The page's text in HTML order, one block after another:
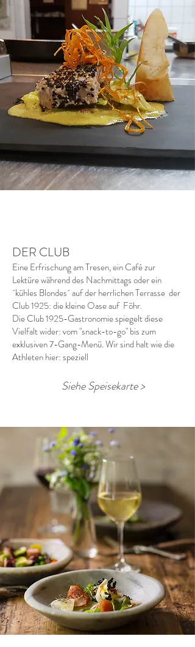
DER CLUB
Eine Erfrischung am Tresen, ein Café zur
Lektüre während des Nachmittags oder ein
´kühles Blondes´ auf der herrlichen Terrasse der
Club 1925: die kleine Oase auf Föhr.
Die Club 1925-Gastronomie spiegelt diese
Vielfalt wider: vom "snack-to-go" bis zum
exklusiven 7-Gang-Menü. Wir sind halt wie die
Athleten hier: speziell
Siehe Speisekarte >